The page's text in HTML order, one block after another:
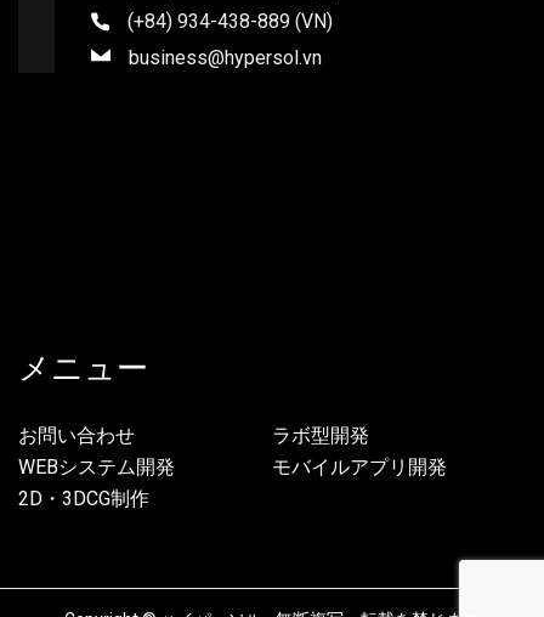
(+84) 934-438-889 (VN)
business@hypersol.vn
メニュー
お問い合わせ
ラボ型開発
WEBシステム開発
モバイルアプリ開発
2D・3DCG制作